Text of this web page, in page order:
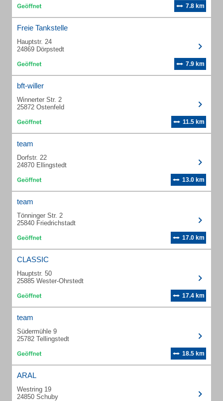
7.8 km
Freie Tankstelle
Hauptstr. 24
24869 Dörpstedt
7.9 km
bft-willer
Winnerter Str. 2
25872 Ostenfeld
11.5 km
team
Dorfstr. 22
24870 Ellingstedt
13.0 km
team
Tönninger Str. 2
25840 Friedrichstadt
17.0 km
CLASSIC
Hauptstr. 50
25885 Wester-Ohrstedt
17.4 km
team
Südermühle 9
25782 Tellingstedt
18.5 km
ARAL
Westring 19
24850 Schuby